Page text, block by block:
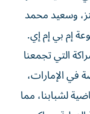
وسعيد محمد
إم بي إم إي.
التي تجمعنا
في الإمارات،
لشبابنا، مما